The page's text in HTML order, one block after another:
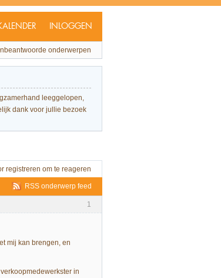
INLOGGEN
onderwerpen
leeggelopen,
dank voor jullie bezoek
registreren om te reageren
RSS onderwerp feed
1
mij kan brengen, en
in